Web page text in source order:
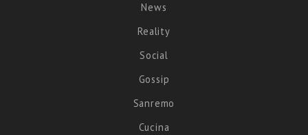
News
Reality
Social
Gossip
Sanremo
Cucina